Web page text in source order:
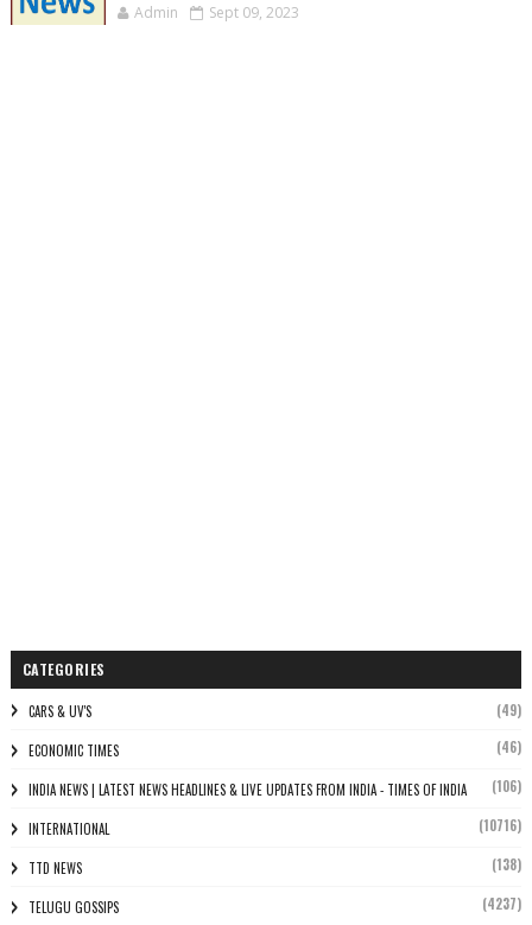
Admin Sept 09, 2023
CATEGORIES
CARS & UV'S (49)
ECONOMIC TIMES (46)
INDIA NEWS | LATEST NEWS HEADLINES & LIVE UPDATES FROM INDIA - TIMES OF INDIA (106)
INTERNATIONAL (10716)
TTD NEWS (138)
TELUGU GOSSIPS (4237)